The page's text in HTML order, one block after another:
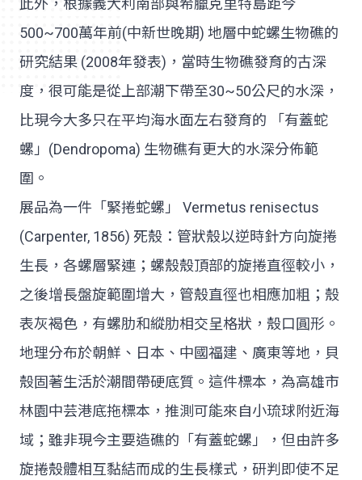
此外，根據義大利南部與希臘克里特島距今
500~700萬年前(中新世晚期) 地層中蛇螺生物礁的
研究結果 (2008年發表)，當時生物礁發育的古深
度，很可能是從上部潮下帶至30~50公尺的水深，
比現今大多只在平均海水面左右發育的 「有蓋蛇
螺」(Dendropoma) 生物礁有更大的水深分佈範
圍。
展品為一件「緊捲蛇螺」 Vermetus renisectus
(Carpenter, 1856) 死殼：管狀殼以逆時針方向旋捲
生長，各螺層緊連；螺殼殼頂部的旋捲直徑較小，
之後增長盤旋範圍增大，管殼直徑也相應加粗；殼
表灰褐色，有螺肋和縱肋相交呈格狀，殼口圓形。
地理分布於朝鮮、日本、中國福建、廣東等地，貝
殼固著生活於潮間帶硬底質。這件標本，為高雄市
林園中芸港底拖標本，推測可能來自小琉球附近海
域；雖非現今主要造礁的「有蓋蛇螺」，但由許多
旋捲殼體相互黏結而成的生長樣式，研判即使不足